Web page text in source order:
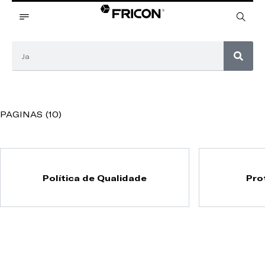
PAGINAS (10)
Política de Qualidade